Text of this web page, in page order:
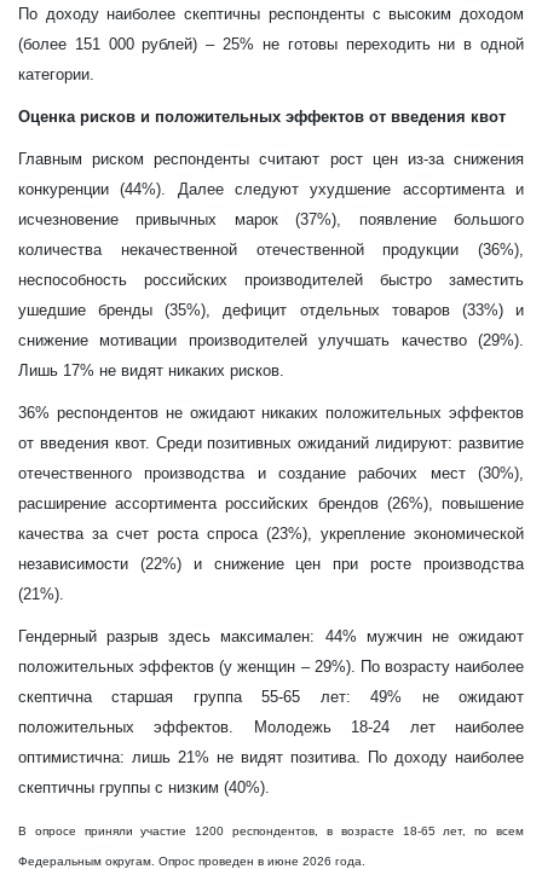
По доходу наиболее скептичны респонденты с высоким доходом
(более 151 000 рублей)–25% не готовы переходить ни в одной
категории.
Оценка рисков и положительных эффектов от введения квот
Главным риском респонденты считают рост цен из-за снижения
конкуренции (44%). Далее следуют ухудшение ассортимента и
исчезновение привычных марок (37%), появление большого
количества некачественной отечественной продукции (36%),
неспособность российских производителей быстро заместить
ушедшие бренды (35%), дефицит отдельных товаров (33%) и
снижение мотивации производителей улучшать качество (29%).
Лишь 17% не видят никаких рисков.
36% респондентов не ожидают никаких положительных эффектов
от введения квот. Среди позитивных ожиданий лидируют: развитие
отечественного производства и создание рабочих мест (30%),
расширение ассортимента российских брендов (26%), повышение
качества за счет роста спроса (23%), укрепление экономической
независимости (22%) и снижение цен при росте производства
(21%).
Гендерный разрыв здесь максимален: 44% мужчин не ожидают
положительных эффектов (у женщин –29%). По возрасту наиболее
скептична старшая группа 55-65 лет: 49% не ожидают
положительных эффектов. Молодежь 18-24 лет наиболее
оптимистична: лишь 21% не видят позитива. По доходу наиболее
скептичны группы с низким (40%).
В опросе приняли участие 1200 респондентов, в возрасте 18-65 лет, по всем
Федеральным округам. Опрос проведен в июне 2026 года.